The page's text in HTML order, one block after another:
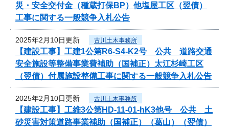
災・安全交付金（種蔵打保BP）他塩屋工区（翌債）
工事に関する一般競争入札公告
2025年2月10日更新 古川土木事務所
【建設工事】工建1公第R6-S4-K2号 公共 道路交通
安全施設等整備事業費補助（国補正）太江杉崎工区
（翌債）付属施設整備工事に関する一般競争入札公告
2025年2月10日更新 古川土木事務所
【建設工事】工維3公第HD-11-01-hK3他号 公共 土
砂災害対策道路事業補助（国補正）（葛山）（翌債）